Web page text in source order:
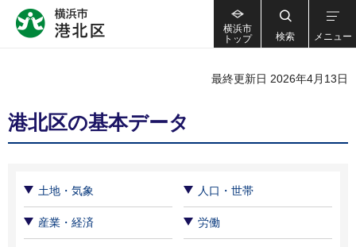
横浜市
トップ
検索 メニュー
最終更新日 2026年4月13日
港北区の基本データ
土地・気象 人口・世帯
産業・経済 労働